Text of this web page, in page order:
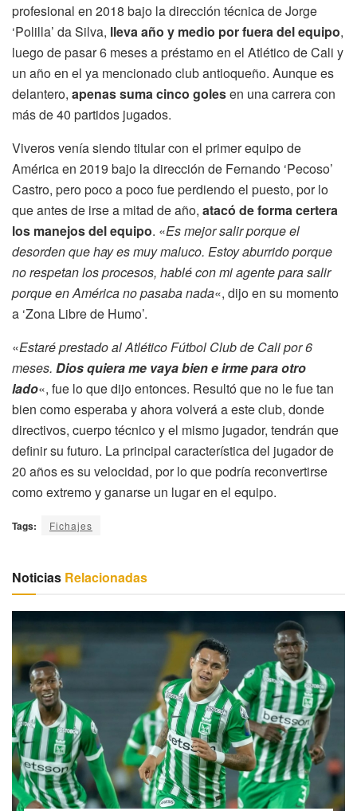
profesional en 2018 bajo la dirección técnica de Jorge
‘Polilla’ da Silva, lleva año y medio por fuera del equipo,
luego de pasar 6 meses a préstamo en el Atlético de Cali y
un año en el ya mencionado club antioqueño. Aunque es
delantero, apenas suma cinco golesen una carrera con
más de 40 partidos jugados.
Viveros venía siendo titular con el primer equipo de
América en 2019 bajo la dirección de Fernando ‘Pecoso’
Castro, pero poco a poco fue perdiendo el puesto, por lo
que antes de irse a mitad de año, atacó de forma certera
los manejos del equipo. «Es mejor salir porque el
desorden que hay es muy maluco. Estoy aburrido porque
no respetan los procesos, hablé con mi agente para salir
porque en América no pasaba nada«, dijo en su momento
a ‘Zona Libre de Humo’.
«Estaré prestado al Atlético Fútbol Club de Cali por 6
meses. Dios quiera me vaya bien e irme para otro
lado«, fue lo que dijo entonces. Resultó que no le fue tan
bien como esperaba y ahora volverá a este club, donde
directivos, cuerpo técnico y el mismo jugador, tendrán que
definir su futuro. La principal característica del jugador de
20 años es su velocidad, por lo que podría reconvertirse
como extremo y ganarse un lugar en el equipo.
Tags: Fichajes
Noticias Relacionadas